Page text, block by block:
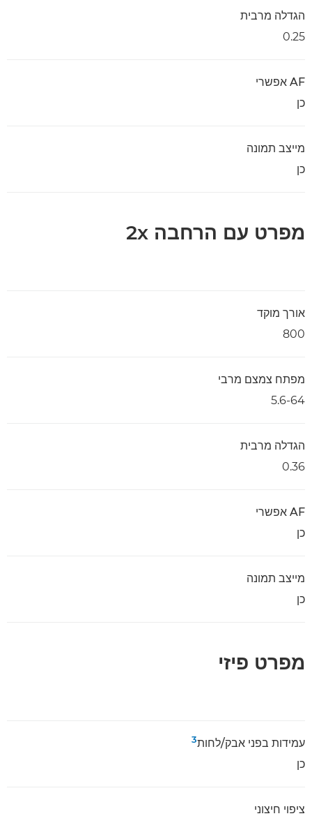
הגדלה מרבית
0.25
AF אפשרי
כן
מייצב תמונה
כן
מפרט עם הרחבה 2x
אורך מוקד
800
מפתח צמצם מרבי
5.6-64
הגדלה מרבית
0.36
AF אפשרי
כן
מייצב תמונה
כן
מפרט פיזי
עמידות בפני אבק/לחות3
כן
ציפוי חיצוני